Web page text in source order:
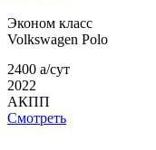
Эконом класс
Volkswagen Polo
2400 a/сут
2022
АКПП
Смотреть